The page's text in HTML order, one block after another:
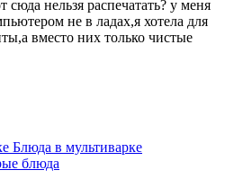
нельзя распечатать? у меня
не в ладах,я хотела для
вместо них только чистые
Блюда в мультиварке
блюда